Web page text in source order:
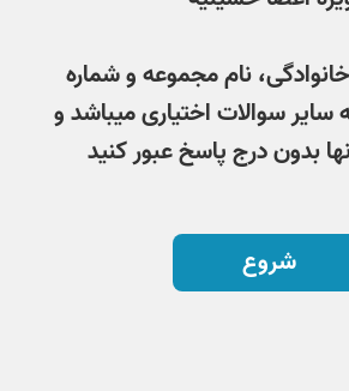
نام مجموعه و شماره
سوالات اختیاری میباشد و
بدون درج پاسخ عبور کنید
شروع